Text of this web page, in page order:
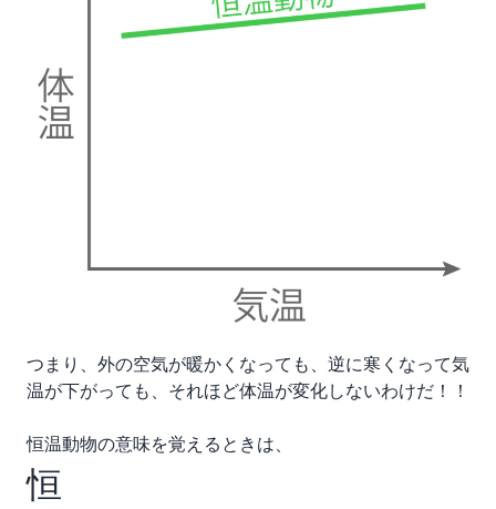
つまり、外の空気が暖かくなっても、逆に寒くなって気
温が下がっても、それほど体温が変化しないわけだ！！
恒温動物の意味を覚えるときは、
恒